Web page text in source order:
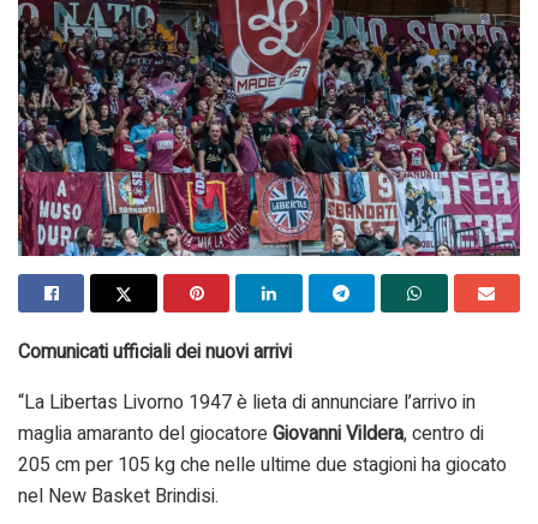
Comunicati ufficiali dei nuovi arrivi
“La Libertas Livorno 1947 è lieta di annunciare l’arrivo in
maglia amaranto del giocatoreGiovanni Vildera, centro di
205 cm per 105 kg che nelle ultime due stagioni ha giocato
nel New Basket Brindisi.